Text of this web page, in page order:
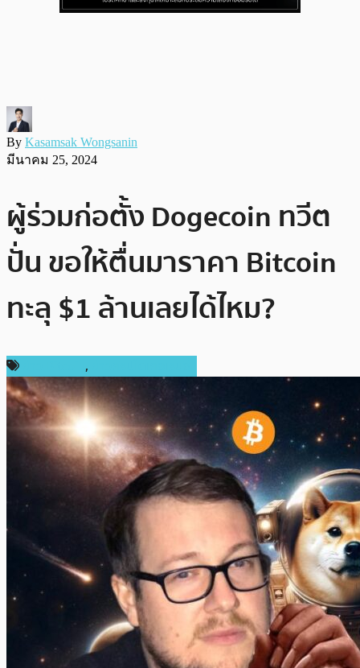
By Kasamsak Wongsanin
มีนาคม 25, 2024
ผู้ร่วมก่อตั้ง Dogecoin ทวีต
ปั่น ขอให้ตื่นมาราคา Bitcoin
ทะลุ $1 ล้านเลยได้ไหม?
,